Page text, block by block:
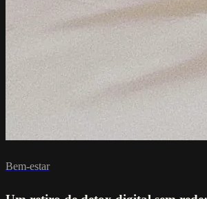
Bem-estar